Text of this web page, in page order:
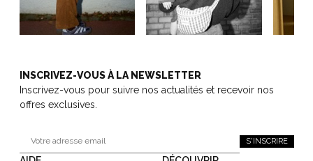
INSCRIVEZ-VOUS À LA NEWSLETTER
Inscrivez-vous pour suivre nos actualités et recevoir nos
offres exclusives.
S'INSCRIRE